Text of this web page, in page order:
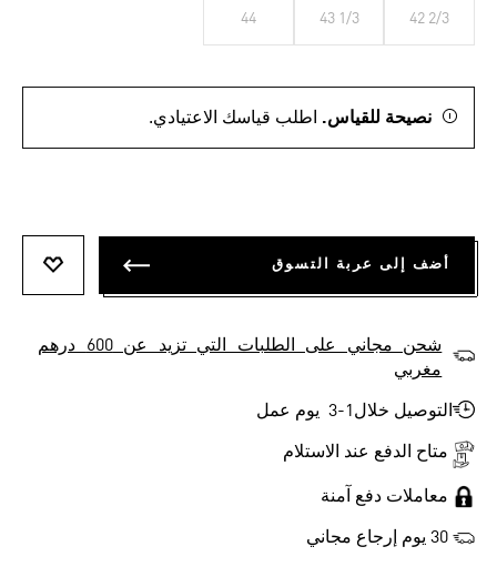
42 2/3
43 1/3
44
نصيحة للقياس. اطلب قياسك الاعتيادي.
أضف إلى عربة التسوق
شحن مجاني على الطلبات التي تزيد عن 600 درهم
مغربي
التوصيل خلال1-3 يوم عمل
متاح الدفع عند الاستلام
معاملات دفع آمنة